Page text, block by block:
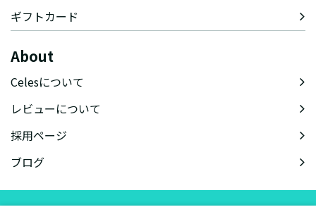
ギフトカード
About
Celesについて
レビューについて
採用ページ
ブログ